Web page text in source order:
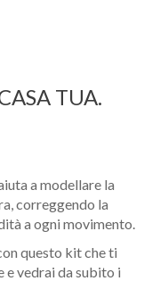
TUA.
a modellare la
correggendo la
a ogni movimento.
questo kit che ti
vedrai da subito i